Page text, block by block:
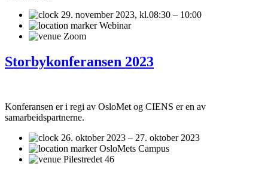
29. november 2023, kl.08:30 – 10:00
Webinar
Zoom
Storbykonferansen 2023
Konferansen er i regi av OsloMet og CIENS er en av
samarbeidspartnerne.
26. oktober 2023 – 27. oktober 2023
OsloMets Campus
Pilestredet 46